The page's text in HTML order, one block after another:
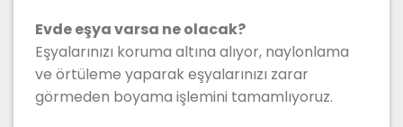
Evde eşya varsa ne olacak?
Eşyalarınızı koruma altına alıyor, naylonlama
ve örtüleme yaparak eşyalarınızı zarar
görmeden boyama işlemini tamamlıyoruz.